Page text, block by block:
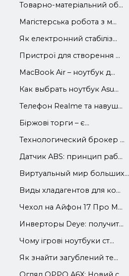
Товарно-матеріальний об...
Магістерська робота з м...
Як електронний стабіліз...
Пристрої для створення ...
MacBook Air – ноутбук д...
Как выбрать ноутбук Asu...
Телефон Realme та навуш...
Біржові торги – є...
Технологический брокер ...
Датчик ABS: принцип раб...
Виртуальный мир больших...
Виды хладагентов для ко...
Чехол на Айфон 17 Про М...
Инверторы Deye: получит...
Чому ігрові ноутбуки ст...
Як знайти загублений те...